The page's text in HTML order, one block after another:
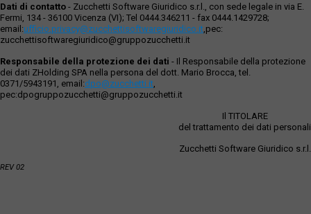
Dati di contatto - Zucchetti Software Giuridico s.r.l., con sede legale in via E.
Fermi, 134 - 36100 Vicenza (VI); Tel 0444.346211 - fax 0444.1429728;
email:ufficio.privacy@zucchettisoftwaregiuridico.it ,pec:
zucchettisoftwaregiuridico@gruppozucchetti.it
Responsabile della protezione dei dati - Il Responsabile della protezione
dei dati ZHolding SPA nella persona del dott. Mario Brocca, tel.
0371/5943191, email:dpo@zucchetti.it
pec:dpogruppozucchetti@gruppozucchetti.it
Il TITOLARE
del trattamento dei dati personali
Zucchetti Software Giuridico s.r.l.
REV 02